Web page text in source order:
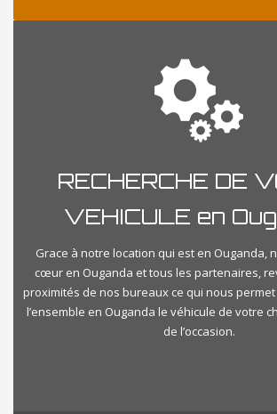
RECHERCHE DE
VEHICULE en
Grace à notre location qui est en Ouganda,
cœur en Ouganda et tous les partenaires,
proximités de nos bureaux ce qui nous
l’ensemble en Ouganda le véhicule de votre
de l’occasion.